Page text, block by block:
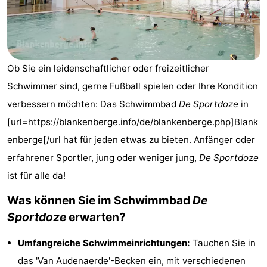
Residentie
Green
Garden
-
Seaside
Blankenberge
Campingplätze
Ferienhäuser
Beachside
-
Blankenberger
Duinen
Center
Parcs
Haan
Hotels
Zimmer
Frühstück)
Strand
Ob Sie ein leidenschaftlicher oder freizeitlicher
Schwimmer sind, gerne Fußball spielen oder Ihre Kondition
verbessern möchten: Das Schwimmbad De Sportdoze in
[url=https://blankenberge.info/de/blankenberge.php]Blank
enberge[/url hat für jeden etwas zu bieten. Anfänger oder
erfahrener Sportler, jung oder weniger jung, De Sportdoze
ist für alle da!
Was können Sie im Schwimmbad De
Sportdozeerwarten?
Umfangreiche Schwimmeinrichtungen: Tauchen Sie in
das 'Van Audenaerde'-Becken ein, mit verschiedenen